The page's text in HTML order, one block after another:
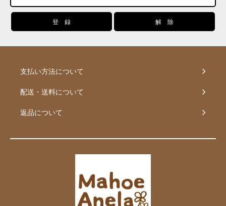
支払い方法について
配送・送料について
返品について